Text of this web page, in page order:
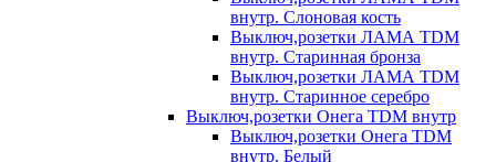
внутр. Слоновая кость
Выключ,розетки ЛАМА TDM
внутр. Старинная бронза
Выключ,розетки ЛАМА TDM
внутр. Старинное серебро
Выключ,розетки Онега TDM внутр
Выключ,розетки Онега TDM
внутр. Белый